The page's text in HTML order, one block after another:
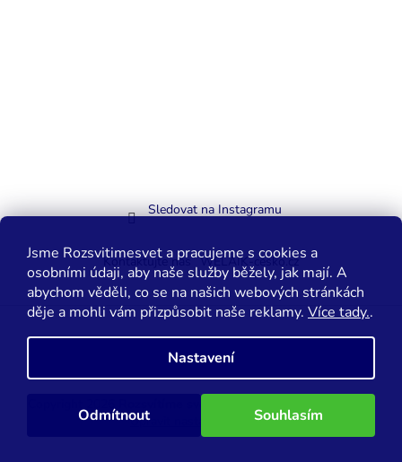
Jsme Rozsvitimesvet a pracujeme s cookies a
osobními údaji, aby naše služby běžely, jak mají. A
abychom věděli, co se na našich webových stránkách
děje a mohli vám přizpůsobit naše reklamy. Více tady..
Nastavení
Odmítnout Souhlasím
Sledovat na Instagramu
Kontaktujte nás WELAIK-cesko.cz
Vytvořil Shoptet
Upravit nastavení cookies